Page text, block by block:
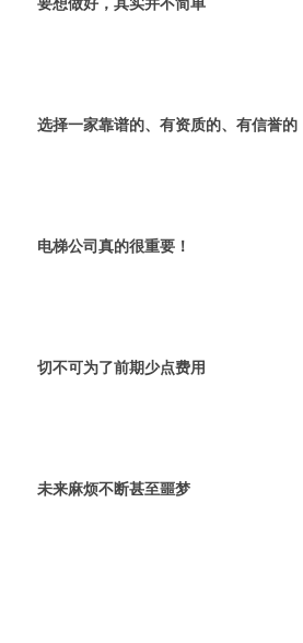
选择一家靠谱的、有资质的、有信誉的
电梯公司真的很重要！
切不可为了前期少点费用
未来麻烦不断甚至噩梦